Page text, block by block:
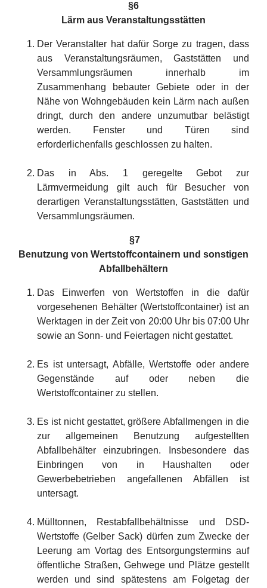
§6
Lärm aus Veranstaltungsstätten
Der Veranstalter hat dafür Sorge zu tragen, dass
aus Veranstaltungsräumen, Gaststätten und
Versammlungsräumen innerhalb im
Zusammenhang bebauter Gebiete oder in der
Nähe von Wohngebäuden kein Lärm nach außen
dringt, durch den andere unzumutbar belästigt
werden. Fenster und Türen sind
erforderlichenfalls geschlossen zu halten.
Das in Abs. 1 geregelte Gebot zur
Lärmvermeidung gilt auch für Besucher von
derartigen Veranstaltungsstätten, Gaststätten und
Versammlungsräumen.
§7
Benutzung von Wertstoffcontainern und sonstigen
Abfallbehältern
Das Einwerfen von Wertstoffen in die dafür
vorgesehenen Behälter (Wertstoffcontainer) ist an
Werktagen in der Zeit von 20:00 Uhr bis 07:00 Uhr
sowie an Sonn- und Feiertagen nicht gestattet.
Es ist untersagt, Abfälle, Wertstoffe oder andere
Gegenstände auf oder neben die
Wertstoffcontainer zu stellen.
Es ist nicht gestattet, größere Abfallmengen in die
zur allgemeinen Benutzung aufgestellten
Abfallbehälter einzubringen. Insbesondere das
Einbringen von in Haushalten oder
Gewerbebetrieben angefallenen Abfällen ist
untersagt.
Mülltonnen, Restabfallbehältnisse und DSD-
Wertstoffe (Gelber Sack) dürfen zum Zwecke der
Leerung am Vortag des Entsorgungstermins auf
öffentliche Straßen, Gehwege und Plätze gestellt
werden und sind spätestens am Folgetag der